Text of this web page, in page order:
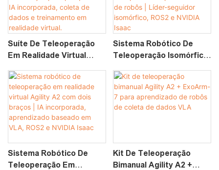
Incorporada, Aprendizado
De Robôs E Validação
Rápida De Provas De
Conceito
Aprendizado De Robôs E
Validação Rápida De
Provas De Conceito.
Suíte De Teleoperação
Em Realidade Virtual
Plataforma ROS2 De Dois
Braços Para Pesquisa Em
IA Incorporada, Coleta De
Dados E Treinamento Em
Realidade Virtual.
Sistema Robótico De
Teleoperação Isomórfica
Para IA Incorporada E
Aprendizado De Robôs |
Líder-Seguidor
Sistema Robótico De
Teleoperação Em
Kit De Teleoperação
Bimanual Agility A2 +